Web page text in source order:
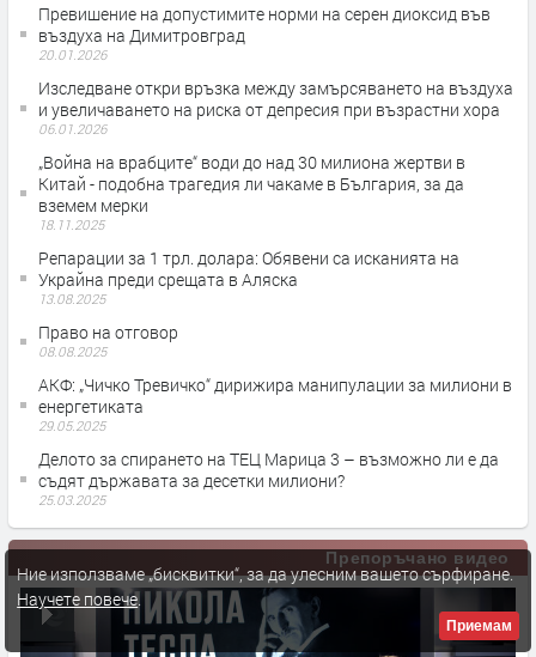
Превишение на допустимите норми на серен диоксид във
въздуха на Димитровград
20.01.2026
Изследване откри връзка между замърсяването на въздуха
и увеличаването на риска от депресия при възрастни хора
06.01.2026
„Война на врабците“ води до над 30 милиона жертви в
Китай - подобна трагедия ли чакаме в България, за да
вземем мерки
18.11.2025
Репарации за 1 трл. долара: Обявени са исканията на
Украйна преди срещата в Аляска
13.08.2025
Право на отговор
08.08.2025
АКФ: „Чичко Тревичко“ дирижира манипулации за милиони в
енергетиката
29.05.2025
Делото за спирането на ТЕЦ Марица 3 – възможно ли е да
съдят държавата за десетки милиони?
25.03.2025
Препоръчано видео
Ние използваме „бисквитки“, за да улесним вашето сърфиране.
Научете повече.
Приемам